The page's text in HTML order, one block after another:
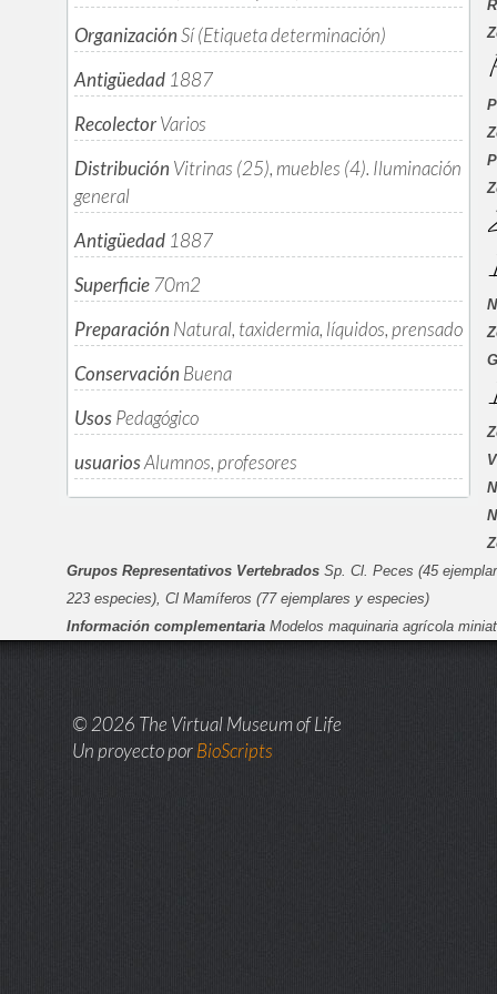
OrganizaciónSí (Etiqueta determinación)
Antigüedad 1887
RecolectorVarios
Distribución Vitrinas (25), muebles (4). Iluminación
general
Antigüedad 1887
Superficie 70m2
Preparación Natural, taxidermia, líquidos, prensado
Conservación Buena
UsosPedagógico
usuariosAlumnos, profesores
Grupos Representativos Vertebrados Sp. Cl. Peces (45
223 especies), Cl Mamíferos (77 ejemplares y especies)
Información complementaria Modelos maquinaria agrícola
© 2026 The Virtual Museum of Life
Un proyecto porBioScripts